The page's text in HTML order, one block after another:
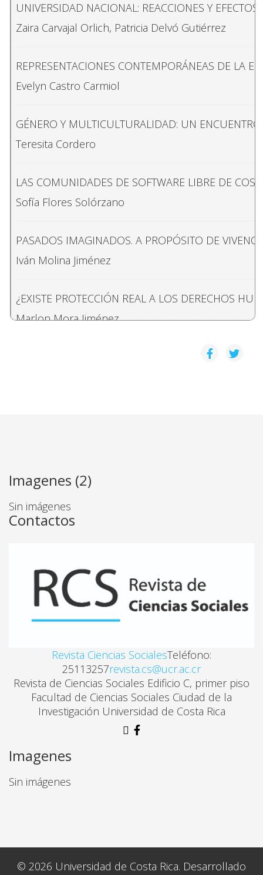
UNIVERSIDAD NACIONAL: REACCIONES Y
Zaira Carvajal Orlich, Patricia Delvó Gutiérrez
REPRESENTACIONES CONTEMPORÁNEAS DE LA
Evelyn Castro Carmiol
GÉNERO Y MULTICULTURALIDAD: UN
Teresita Cordero
LAS COMUNIDADES DE SOFTWARE LIBRE DE
Sofía Flores Solórzano
PASADOS IMAGINADOS. A PROPÓSITO DE
Iván Molina Jiménez
¿EXISTE PROTECCIÓN REAL A LOS DERECHOS
Marlon Mora Jiménez
EL DERECHO COMO PRÁCTICA Y CIENCIA
AUTOESTIMA EN JÓVENES INDÍGENAS: BORUCAS
Marianela Román Solano, Marjorie Moreno Salas
¿SEXUALIDAD NORMAL/SEXUALIDAD
Daniela Szuster
MARAS, IDENTIDAD JUVENIL Y REPRESIÓN
Chester Urbina Gaitán
HACIA UNA COMPLEJIZACIÓN DE LA TIPOLOGÍA
UN MODELO DE CONSEJERÍA GRUPAL PARA
Ángel Villafañe Santiago, María I. Jiménez Chafey,
Imagenes (2)
Sin imágenes
Contactos
Revista Ciencias SocialesTeléfono:
25113257revista.cs@ucr.ac.cr
Revista de Ciencias Sociales Edificio C, primer piso
Facultad de Ciencias Sociales Ciudad de la
Investigación Universidad de Costa Rica
Imagenes
Sin imágenes
© 2026 Universidad de Costa Rica. Desarrollado